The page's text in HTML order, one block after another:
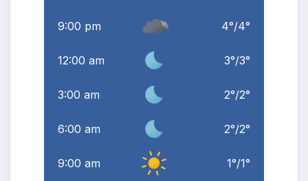
9:00 pm 4°/4°
12:00 am 3°/3°
3:00 am 2°/2°
6:00 am 2°/2°
9:00 am 1°/1°